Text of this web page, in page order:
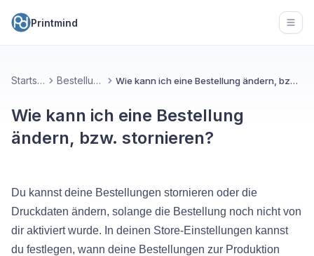
Printmind
Startseite Bestellungen Wie kann ich eine Bestellung ändern, bzw. stornieren?
Wie kann ich eine Bestellung
ändern, bzw. stornieren?
Du kannst deine Bestellungen stornieren oder die
Druckdaten ändern, solange die Bestellung noch nicht von
dir aktiviert wurde. In deinen Store-Einstellungen kannst
du festlegen, wann deine Bestellungen zur Produktion